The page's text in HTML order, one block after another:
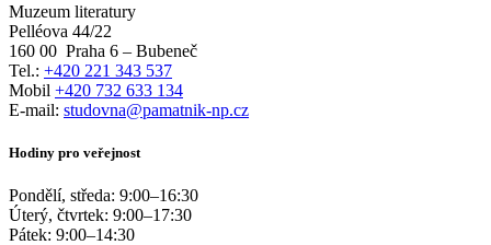
Muzeum literatury
Pelléova 44/22
160 00 Praha 6 – Bubeneč
Tel.: +420 221 343 537
Mobil +420 732 633 134
E-mail: studovna@pamatnik-np.cz
Hodiny pro veřejnost
Pondělí, středa: 9:00–16:30
Úterý, čtvrtek: 9:00–17:30
Pátek: 9:00–14:30